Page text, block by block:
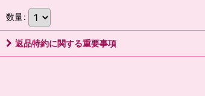
数量:
返品特約に関する重要事項